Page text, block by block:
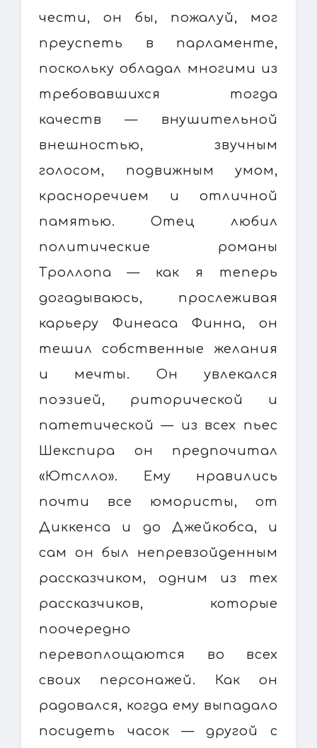
чести, он бы, пожалуй, мог
преуспеть в парламенте,
поскольку обладал многими из
требовавшихся тогда
качеств — внушительной
внешностью, звучным
голосом, подвижным умом,
красноречием и отличной
памятью. Отец любил
политические романы
Троллопа — как я теперь
догадываюсь, прослеживая
карьеру Финеаса Финна, он
тешил собственные желания
и мечты. Он увлекался
поэзией, риторической и
патетической — из всех пьес
Шекспира он предпочитал
«Ютслло». Ему нравились
почти все юмористы, от
Диккенса и до Джейкобса, и
сам он был непревзойденным
рассказчиком, одним из тех
рассказчиков, которые
поочередно
перевоплощаются во всех
своих персонажей. Как он
радовался, когда ему выпадало
посидеть часок — другой с